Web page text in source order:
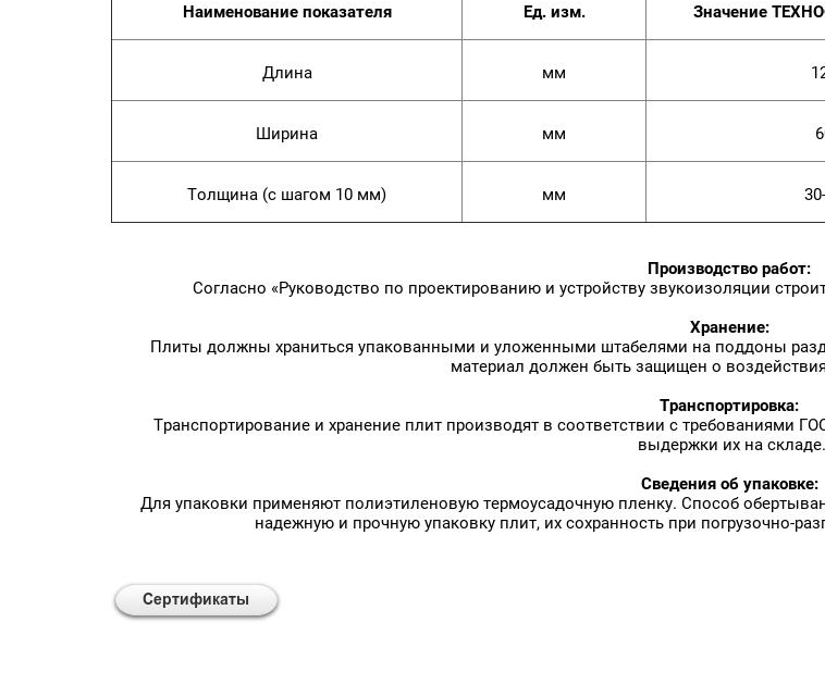
Наименование показателя Ед. изм. Значение
Длина мм
Ширина мм
Толщина (с шагом 10 мм) мм
Производство работ:
Согласно «Руководство по проектированию и устройству звукоизоляции
Хранение:
Плиты должны храниться упакованными и уложенными штабелями на поддоны
материал должен быть защищен о
Транспортировка:
Транспортирование и хранение плит производят в соответствии с требованиями
выдержки их на складе.
Сведения об упаковке:
Для упаковки применяют полиэтиленовую термоусадочную пленку. Способ
надежную и прочную упаковку плит, их сохранность при погрузочно-